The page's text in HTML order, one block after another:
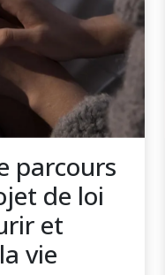
parcours
de loi
et
vie